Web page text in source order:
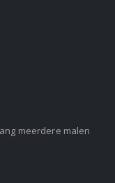
meerdere malen